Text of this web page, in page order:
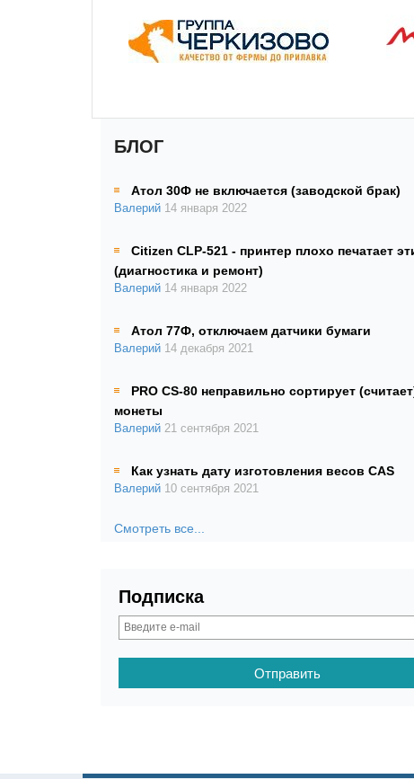
БЛОГ
Атол 30Ф не включается (заводской брак)
Валерий 14 января 2022
Citizen CLP-521 - принтер плохо печатает
(диагностика и ремонт)
Валерий 14 января 2022
Атол 77Ф, отключаем датчики бумаги
Валерий 14 декабря 2021
PRO CS-80 неправильно сортирует
монеты
Валерий 21 сентября 2021
Как узнать дату изготовления весов CAS
Валерий 10 сентября 2021
Смотреть все...
Подписка